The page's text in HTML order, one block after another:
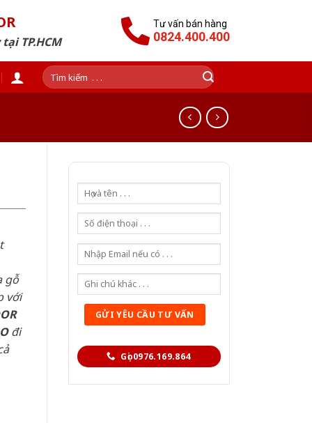
TP.HCM
Tư vấn bán hàng
0824.400.400
Tìm
kiếm:
Gọi 0976.169.864
gỗ
với
đi